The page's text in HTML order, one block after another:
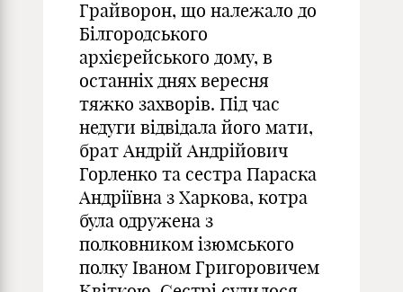
Грайворон, що належало до
Білгородського
архієрейського дому, в
останніх днях вересня
тяжко захворів. Під час
недуги відвідала його мати,
брат Андрій Андрійович
Горленко та сестра Параска
Андріївна з Харкова, котра
була одружена з
полковником ізюмського
полку Іваном Григоровичем